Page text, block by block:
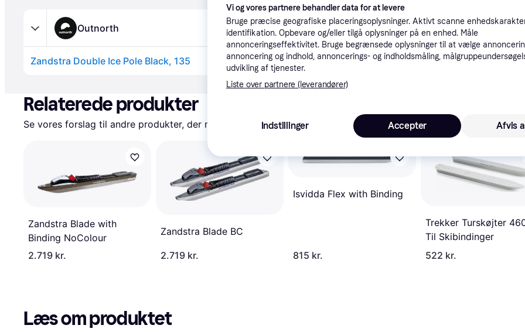
Outnorth
Zandstra Double Ice Pole Black, 135 Fri fragt,1-3 dage
Relaterede produkter
Se vores forslag til andre produkter, der matcher dine interesser.
Zandstra Blade with
Binding NoColour
2.719 kr.
Zandstra Blade BC
2.719 kr.
Isvidda Flex with Binding
815 kr.
Trekker Turskøjter
Til Skibindinger
522 kr.
Læs om produktet
Vi og vores partnere behandler data for at levere
Bruge præcise geografiske placeringsoplysninger. Aktivt scanne
identifikation. Opbevare og/eller tilgå oplysninger på en enhed. Måle
annonceringseffektivitet. Bruge begrænsede oplysninger til at vælge
annoncering og indhold, annoncerings- og indholdsmåling,
udvikling af tjenester.
Liste over partnere (leverandører)
Indstillinger Afvis
Accepter